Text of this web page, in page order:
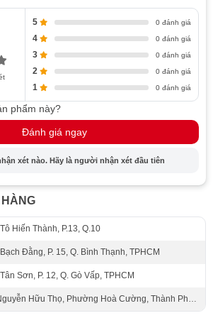
năng lượng loại A.
Lượng Tự Động I-DOS
chất tẩy rửa i-DOS: tinh chỉnh lượng
chính xác đến từng mililit để sử dụng
thuộc dòng series 6 nhập
từ Châu u với nhiều tính năng vượt
tự động phân phối nước giặt theo
người yêu thích và tin dùng tại Việt
5 0 đánh giá
4 0 đánh giá
3 0 đánh giá
2 0 đánh giá
1 0 đánh giá
phẩm này?
Đánh giá ngay
xét nào. Hãy là người nhận xét đầu tiên
HÀNG
Hiến Thành, P.13, Q.10
Đằng, P. 15, Q. Bình Thạnh, TPHCM
Sơn, P. 12, Q. Gò Vấp, TPHCM
Hữu Thọ, Phường Hoà Cường, Thành Phố